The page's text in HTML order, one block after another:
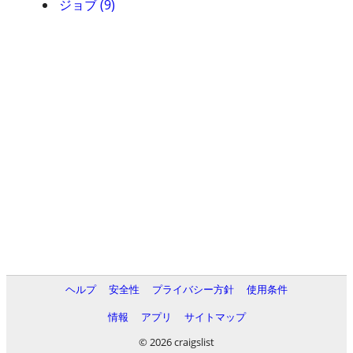
ジョブ (9)
ヘルプ 安全性 プライバシー方針
使用条件
情報
アプリ
サイトマップ
© 2026 craigslist